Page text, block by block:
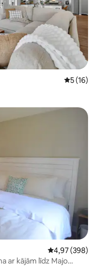
Vidējais
5 (16)
Vidējais
4,97 (398)
ar kājām līdz Majo